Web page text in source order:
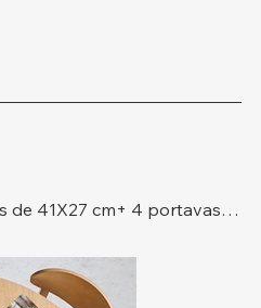
Set X 4 individuales rígidos de 41X27 cm+ 4 portavasos Ref.Mince Pies - George